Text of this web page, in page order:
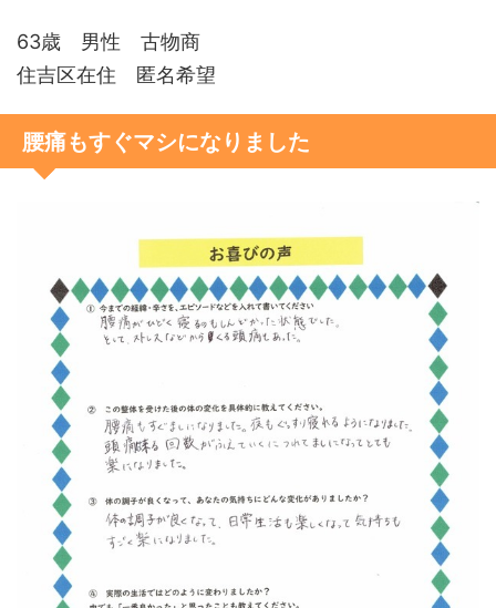
63歳 男性 古物商
住吉区在住 匿名希望
腰痛もすぐマシになりました